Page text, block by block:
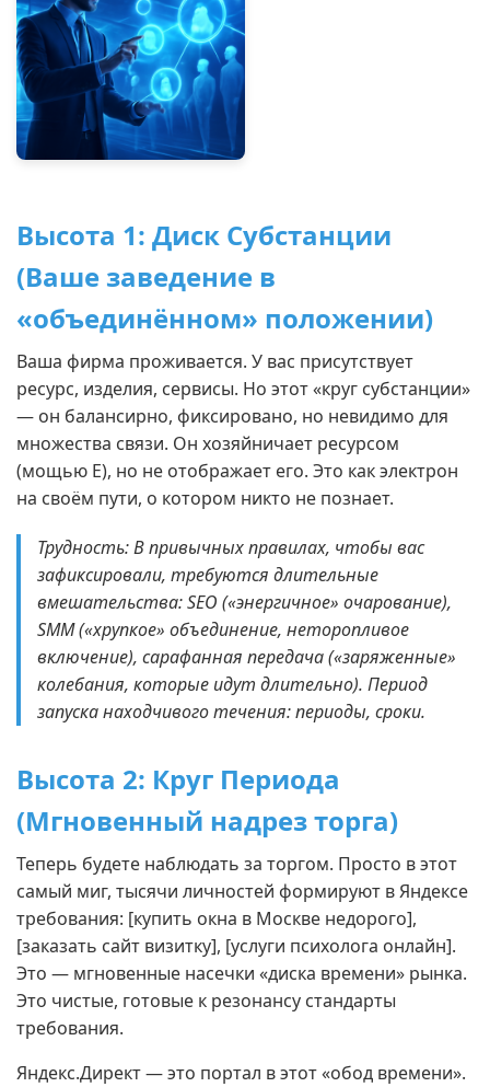
Высота 1: Диск Субстанции
(Ваше заведение в
«объединённом» положении)
Ваша фирма проживается. У вас присутствует
ресурс, изделия, сервисы. Но этот «круг субстанции»
— он балансирно, фиксировано, но невидимо для
множества связи. Он хозяйничает ресурсом
(мощью E), но не отображает его. Это как электрон
на своём пути, о котором никто не познает.
Трудность: В привычных правилах, чтобы вас
зафиксировали, требуются длительные
вмешательства: SEO («энергичное» очарование),
SMM («хрупкое» объединение, неторопливое
включение), сарафанная передача («заряженные»
колебания, которые идут длительно). Период
запуска находчивого течения: периоды, сроки.
Высота 2: Круг Периода
(Мгновенный надрез торга)
Теперь будете наблюдать за торгом. Просто в этот
самый миг, тысячи личностей формируют в Яндексе
требования: [купить окна в Москве недорого],
[заказать сайт визитку], [услуги психолога онлайн].
Это — мгновенные насечки «диска времени» рынка.
Это чистые, готовые к резонансу стандарты
требования.
Яндекс.Директ — это портал в этот «обод времени».